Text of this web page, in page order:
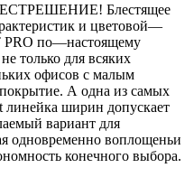
! Блестящее
и цветовой—
PRO по—настоящему
не только для всяких
офисов с малым
покрытие. А одна из самых
линейка ширин допускает
вариант для
одновременно воплощеньи
конечного выбора.